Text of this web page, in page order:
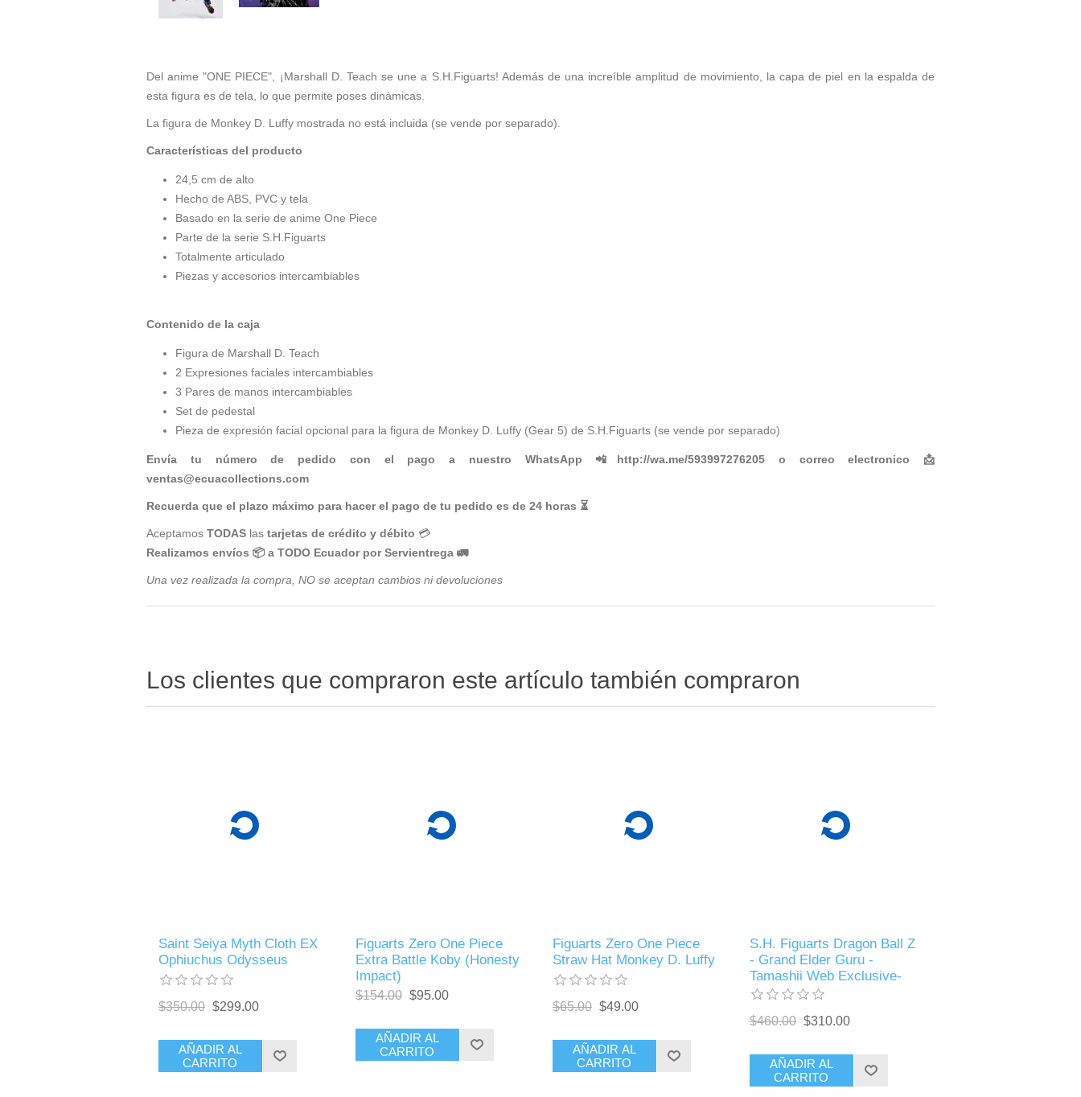
Del anime "ONE PIECE", ¡Marshall D. Teach se une a S.H.Figuarts! Además de una increíble amplitud de movimiento, la capa de piel en la espalda de
esta figura es de tela, lo que permite poses dinámicas.
La figura de Monkey D. Luffy mostrada no está incluida (se vende por separado).
Características del producto
24,5 cm de alto
Hecho de ABS, PVC y tela
Basado en la serie de anime One Piece
Parte de la serie S.H.Figuarts
Totalmente articulado
Piezas y accesorios intercambiables
Contenido de la caja
Figura de Marshall D. Teach
2 Expresiones faciales intercambiables
3 Pares de manos intercambiables
Set de pedestal
Pieza de expresión facial opcional para la figura de Monkey D. Luffy (Gear 5) de S.H.Figuarts (se vende por separado)
Envía tu número de pedido con el pago a nuestro WhatsApp 📲 http://wa.me/593997276205 o correo electronico 📩
ventas@ecuacollections.com
Recuerda que el plazo máximo para hacer el pago de tu pedido es de 24 horas ⏳
Aceptamos TODAS las tarjetas de crédito y débito 💳
Realizamos envíos 📦 a TODO Ecuador por Servientrega 🚛
Una vez realizada la compra, NO se aceptan cambios ni devoluciones
Los clientes que compraron este artículo también compraron
Saint Seiya Myth Cloth EX
Ophiuchus Odysseus
$350.00 $299.00
AÑADIR AL
CARRITO
Figuarts Zero One Piece
Extra Battle Koby (Honesty
Impact)
$154.00 $95.00
AÑADIR AL
CARRITO
Figuarts Zero One Piece
Straw Hat Monkey D. Luffy
$65.00 $49.00
AÑADIR AL
CARRITO
S.H. Figuarts Dragon Ball Z
- Grand Elder Guru -
Tamashii Web Exclusive-
$460.00 $310.00
AÑADIR AL
CARRITO